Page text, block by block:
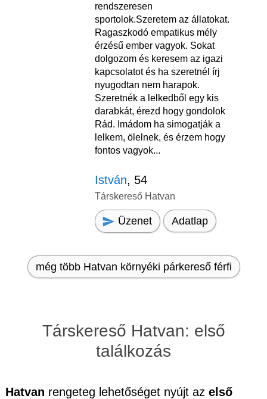
rendszeresen
sportolok.Szeretem az állatokat.
Ragaszkodó empatikus mély
érzésű ember vagyok. Sokat
dolgozom és keresem az igazi
kapcsolatot és ha szeretnél írj
nyugodtan nem harapok.
Szeretnék a lelkedből egy kis
darabkát, érezd hogy gondolok
Rád. Imádom ha simogatják a
lelkem, ölelnek, és érzem hogy
fontos vagyok...
István, 54
Társkereső Hatvan
Üzenet Adatlap
még több Hatvan környéki párkereső férfi
Társkereső Hatvan: első
találkozás
Hatvan rengeteg lehetőséget nyújt az első